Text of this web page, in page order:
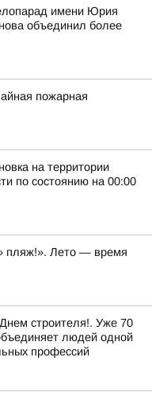
имени Юрия
объединил более
пожарная
на территории
по состоянию на 00:00
пляж!». Лето — время
строителя!. Уже 70
людей одной
профессий